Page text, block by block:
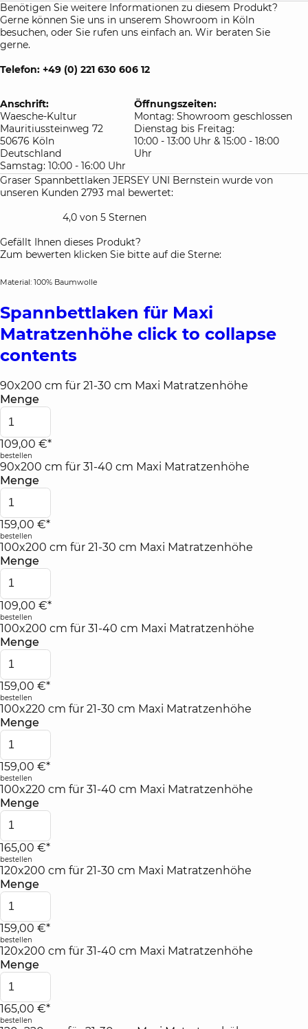
Benötigen Sie weitere Informationen zu diesem Produkt?
Gerne können Sie uns in unserem Showroom in Köln
besuchen, oder Sie rufen uns einfach an. Wir beraten Sie
gerne.
Telefon: +49 (0) 221 630 606 12
Anschrift:
Waesche-Kultur
Mauritiussteinweg 72
50676 Köln
Deutschland
Öffnungszeiten:
Montag: Showroom geschlossen
Dienstag bis Freitag:
10:00 - 13:00 Uhr & 15:00 - 18:00
Uhr
Samstag: 10:00 - 16:00 Uhr
Graser Spannbettlaken JERSEY UNI Bernstein wurde von
unseren Kunden 2793 mal bewertet:
4,0 von 5 Sternen
Gefällt Ihnen dieses Produkt?
Zum bewerten klicken Sie bitte auf die Sterne:
Material: 100% Baumwolle
Spannbettlaken für Maxi
Matratzenhöhe click to collapse
contents
90x200 cm für 21-30 cm Maxi Matratzenhöhe
Menge
109,00 €*
bestellen
90x200 cm für 31-40 cm Maxi Matratzenhöhe
Menge
159,00 €*
bestellen
100x200 cm für 21-30 cm Maxi Matratzenhöhe
Menge
109,00 €*
bestellen
100x200 cm für 31-40 cm Maxi Matratzenhöhe
Menge
159,00 €*
bestellen
100x220 cm für 21-30 cm Maxi Matratzenhöhe
Menge
159,00 €*
bestellen
100x220 cm für 31-40 cm Maxi Matratzenhöhe
Menge
165,00 €*
bestellen
120x200 cm für 21-30 cm Maxi Matratzenhöhe
Menge
159,00 €*
bestellen
120x200 cm für 31-40 cm Maxi Matratzenhöhe
Menge
165,00 €*
bestellen